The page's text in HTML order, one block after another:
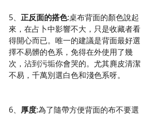
5、 正反面的搭色:桌布背面的顏色說起
來，在占卜中影響不大，只是收藏者看
得開心而已。唯一的建議是背面最好選
擇不易髒的色系，免得在外使用了幾
次，沾到污垢你會哭的。尤其麂皮清潔
不易，千萬別選白色和淺色系呀。
6、 厚度:為了隨帶方便背面的布不要選